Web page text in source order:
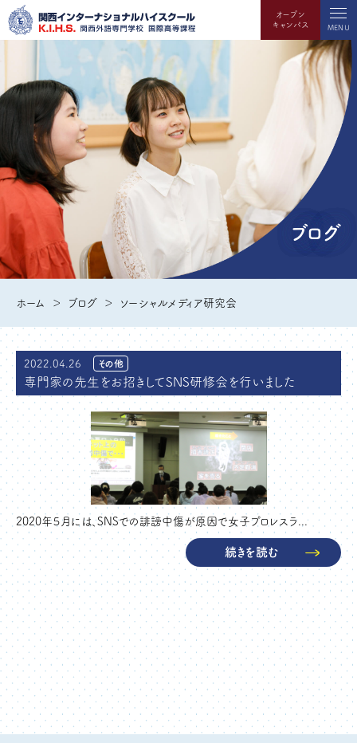
オープン
キャンパス
MENU
ブログ
ホーム ブログ ソーシャルメディア研究会
2022.04.26 その他
専門家の先生をお招きしてSNS研修会を行いました
2020年５月には、SNSでの誹謗中傷が原因で女子プロレスラ...
続きを読む